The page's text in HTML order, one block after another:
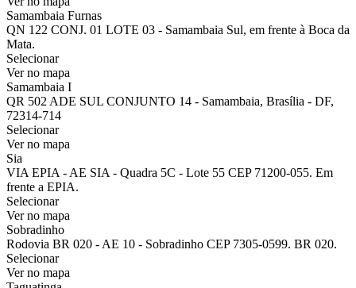
Samambaia Furnas
QN 122 CONJ. 01 LOTE 03 - Samambaia Sul, em frente à Boca da
Mata.
Selecionar
Ver no mapa
Samambaia I
QR 502 ADE SUL CONJUNTO 14 - Samambaia, Brasília - DF,
72314-714
Selecionar
Ver no mapa
Sia
VIA EPIA - AE SIA - Quadra 5C - Lote 55 CEP 71200-055. Em
frente a EPIA.
Selecionar
Ver no mapa
Sobradinho
Rodovia BR 020 - AE 10 - Sobradinho CEP 7305-0599. BR 020.
Selecionar
Ver no mapa